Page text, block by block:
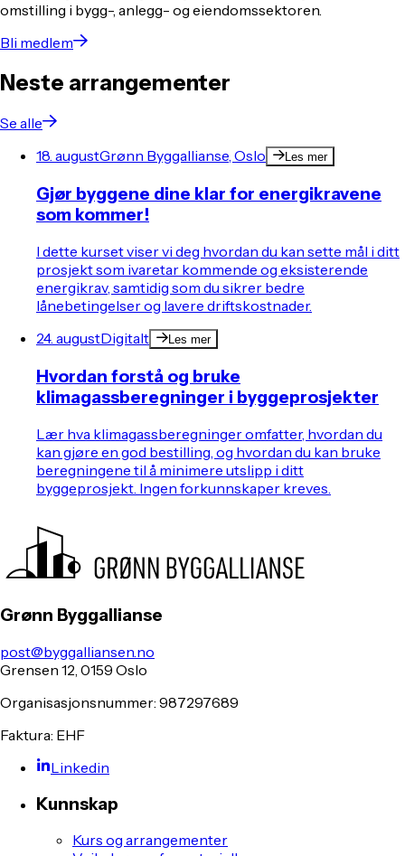
omstilling i bygg-, anlegg- og eiendomssektoren.
Bli medlem
Neste arrangementer
Se alle
18. augustGrønn Byggallianse, Oslo Les mer
Gjør byggene dine klar for energikravene
som kommer!
I dette kurset viser vi deg hvordan du kan sette mål i ditt
prosjekt som ivaretar kommende og eksisterende
energikrav, samtidig som du sikrer bedre
lånebetingelser og lavere driftskostnader.
24. augustDigitalt Les mer
Hvordan forstå og bruke
klimagassberegninger i byggeprosjekter
Lær hva klimagassberegninger omfatter, hvordan du
kan gjøre en god bestilling, og hvordan du kan bruke
beregningene til å minimere utslipp i ditt
byggeprosjekt. Ingen forkunnskaper kreves.
Grønn Byggallianse
post@byggalliansen.no
Grensen 12, 0159 Oslo
Organisasjonsnummer: 987297689
Faktura: EHF
Linkedin
Kunnskap
Kurs og arrangementer